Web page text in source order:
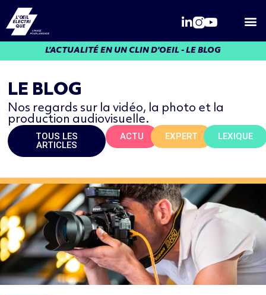
L'ACTUALITÉ EN UN CLIN D'OEIL - LE BLOG
LE BLOG
Nos regards sur la vidéo, la photo et la
production audiovisuelle.
TOUS LES
ARTICLES
ACTU EXPERT LEXIQUE